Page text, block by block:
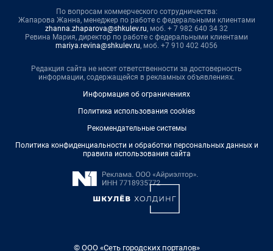
По вопросам коммерческого сотрудничества:
Жапарова Жанна, менеджер по работе с федеральными клиентами
zhanna.zhaparova@shkulev.ru, моб. + 7 982 640 34 32
Ревина Мария, директор по работе с федеральными клиентами
mariya.revina@shkulev.ru, моб. +7 910 402 4056
Редакция сайта не несет ответственности за достоверность
информации, содержащейся в рекламных объявлениях.
Информация об ограничениях
Политика использования cookies
Рекомендательные системы
Политика конфиденциальности и обработки персональных данных и
правила использования сайта
© ООО «Сеть городских порталов»